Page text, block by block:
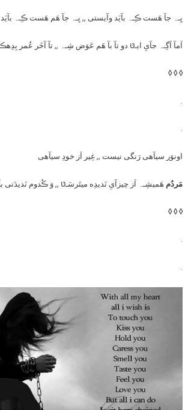
یِـہ جآ هَست ڪِـہ بآیَد وآیستی ,, یِـہ جآ هَم هَست ڪِـہ
اَمآ اَگِـہ جآیِ ایـטּ دو تآ بآ هَم عَوَض شِـہ ,, تآ آخَر عُمر
◊ ◊ ◊
.
.
اونوَر سیآهی رَنگی نیست ,, غِیر اَز خودِ سیآهی
مَردُم هَمیشِـہ اَز چیزآیِ نَدیدِه میتَرسَـטּ ,, وَ ڪُدوم نَدیدَنی
◊ ◊ ◊
.
.